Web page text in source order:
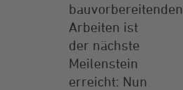
bauvorbereitenden
Arbeiten ist
der nächste
Meilenstein
erreicht: Nun